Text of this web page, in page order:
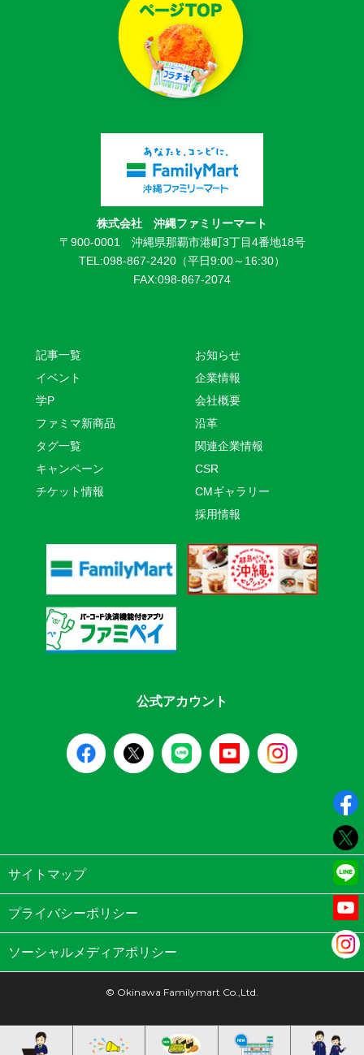
株式会社 沖縄ファミリーマート
〒900-0001 沖縄県那覇市港町3丁目4番地18号
TEL:098-867-2420（平日9:00～16:30）
FAX:098-867-2074
記事一覧
イベント
学P
ファミマ新商品
タグ一覧
キャンペーン
チケット情報
お知らせ
企業情報
会社概要
沿革
関連企業情報
CSR
CMギャラリー
採用情報
公式アカウント
サイトマップ
プライバシーポリシー
ソーシャルメディアポリシー
© Okinawa Familymart Co.,Ltd.